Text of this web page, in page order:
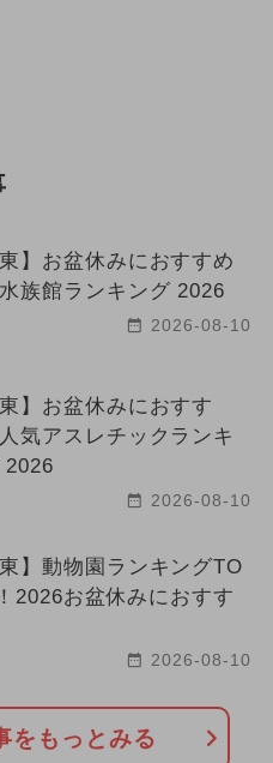
東】お盆休みにおすすめ
族館ランキング 2026
2026-08-10
東】お盆休みにおすす
気アスレチックランキ
2026
2026-08-10
東】動物園ランキングTO
2026お盆休みにおすす
2026-08-10
をもっとみる